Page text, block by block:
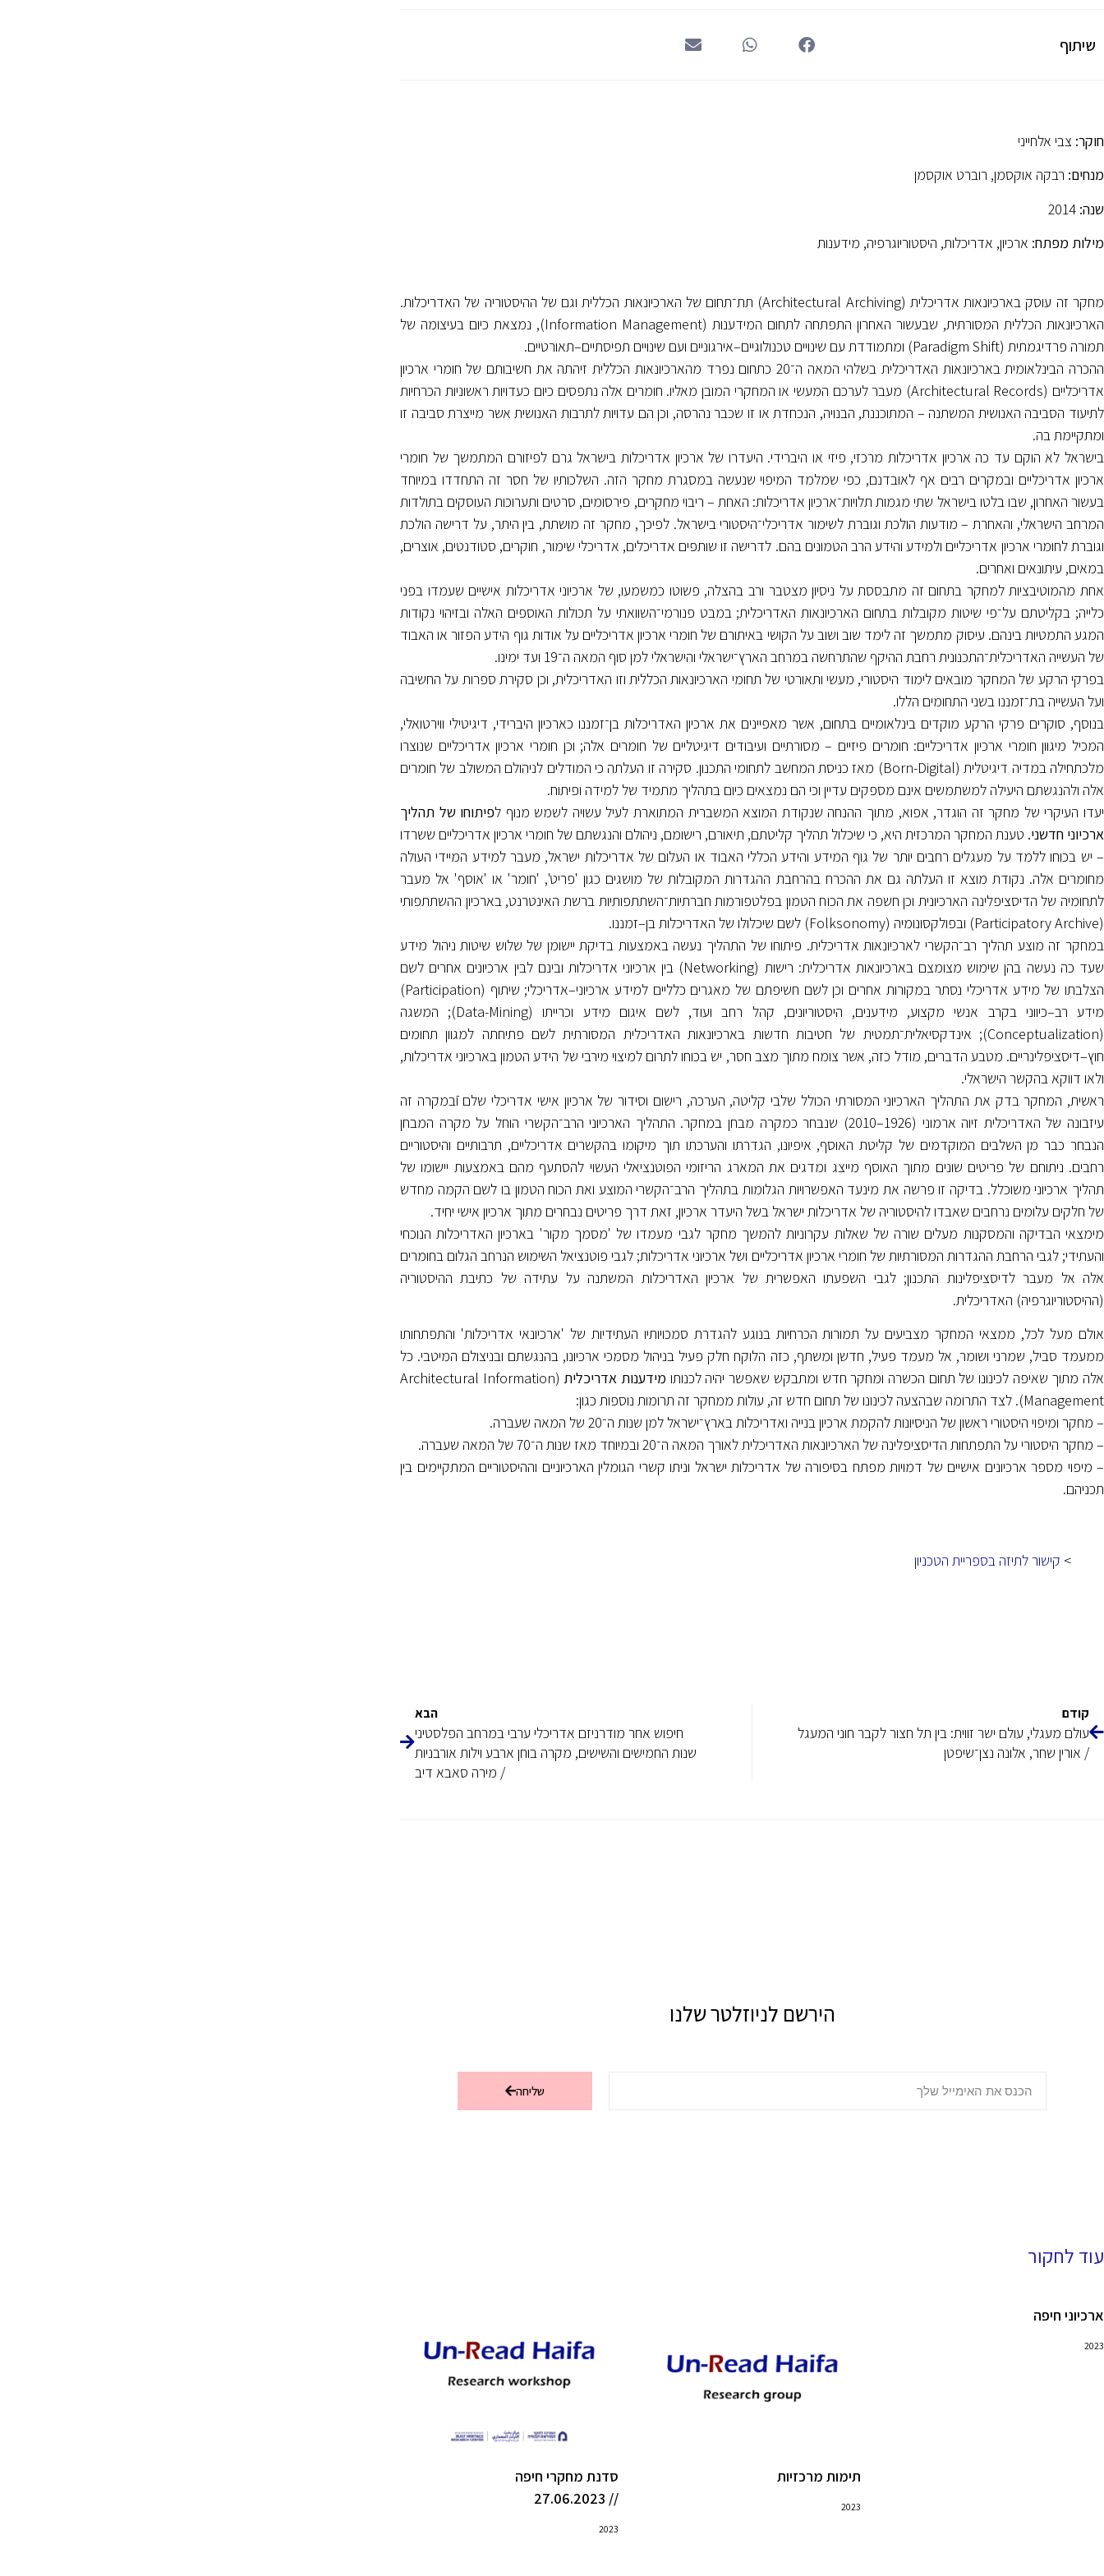
שיתוף
חוקר: צבי אלחייני
מנחים: רבקה אוקסמן, רוברט אוקסמן
שנה: 2014
מילות מפתח: ארכיון, אדריכלות, היסטוריוגרפיה, מידענות
מחקר זה עוסק בארכיונאות אדריכלית (Architectural Archiving) תת־תחום של הארכיונאות הכללית וגם של ההיסטוריה של האדריכלות.
הארכיונאות הכללית המסורתית, שבעשור האחרון התפתחה לתחום המידענות (Information Management), נמצאת כיום בעיצומה של
תמורה פרדיגמתית (Paradigm Shift) ומתמודדת עם שינויים טכנולוגיים–אירגוניים ועם שינויים תפיסתיים–תאורטיים.
ההכרה הבינלאומית בארכיונאות האדריכלית בשלהי המאה ה־20 כתחום נפרד מהארכיונאות הכללית זיהתה את חשיבותם של חומרי ארכיון
אדריכליים (Architectural Records) מעבר לערכם המעשי או המחקרי המובן מאליו. חומרים אלה נתפסים כיום כעדויות ראשוניות הכרחיות
לתיעוד הסביבה האנושית המשתנה – המתוכננת, הבנויה, הנכחדת או זו שכבר נהרסה, וכן הם עדויות לתרבות האנושית אשר מייצרת סביבה זו
ומתקיימת בה.
בישראל לא הוקם עד כה ארכיון אדריכלות מרכזי, פיזי או היברידי. היעדרו של ארכיון אדריכלות בישראל גרם לפיזורם המתמשך של חומרי
ארכיון אדריכליים ובמקרים רבים אף לאובדנם, כפי שמלמד המיפוי שנעשה במסגרת מחקר הזה. השלכותיו של חסר זה התחדדו במיוחד
בעשור האחרון, שבו בלטו בישראל שתי מגמות תלויות־ארכיון אדריכלות: האחת – ריבוי מחקרים, פירסומים, סרטים ותערוכות העוסקים בתולדות
המרחב הישראלי, והאחרת – מודעות הולכת וגוברת לשימור אדריכלי־היסטורי בישראל. לפיכך, מחקר זה מושתת, בין היתר, על דרישה הולכת
וגוברת לחומרי ארכיון אדריכליים ולמידע והידע הרב הטמונים בהם. לדרישה זו שותפים אדריכלים, אדריכלי שימור, חוקרים, סטודנטים, אוצרים,
במאים, עיתונאים ואחרים.
אחת מהמוטיבציות למחקר בתחום זה מתבססת על ניסיון מצטבר ורב בהצלה, פשוטו כמשמעו, של ארכיוני אדריכלות אישיים שעמדו בפני
כלייה; בקליטתם על־פי שיטות מקובלות בתחום הארכיונאות האדריכלית; במבט פנורמי־השוואתי על תכולות האוספים האלה ובזיהוי נקודות
המגע התמטיות בינהם. עיסוק מתמשך זה לימד שוב ושוב על הקושי באיתורם של חומרי ארכיון אדריכליים על אודות גוף הידע הפזור או האבוד
של העשייה האדריכלית־התכנונית רחבת ההיקף שהתרחשה במרחב הארץ־ישראלי והישראלי למן סוף המאה ה־19 ועד ימינו.
בפרקי הרקע של המחקר מובאים לימוד היסטורי, מעשי ותאורטי של תחומי הארכיונאות הכללית וזו האדריכלית, וכן סקירת ספרות על החשיבה
ועל העשייה בת־זמננו בשני התחומים הללו.
בנוסף, סוקרים פרקי הרקע מוקדים בינלאומיים בתחום, אשר מאפיינים את ארכיון האדריכלות בן־זמננו כארכיון היברידי, דיגיטילי ווירטואלי,
המכיל מיגוון חומרי ארכיון אדריכליים: חומרים פיזיים – מסורתיים ועיבודים דיגיטליים של חומרים אלה; וכן חומרי ארכיון אדריכליים שנוצרו
מלכתחילה במדיה דיגיטלית (Born-Digital) מאז כניסת המחשב לתחומי התכנון. סקירה זו העלתה כי המודלים לניהולם המשולב של חומרים
אלה ולהנגשתם היעילה למשתמשים אינם מספקים עדיין וכי הם נמצאים כיום בתהליך מתמיד של למידה ופיתוח.
יעדו העיקרי של מחקר זה הוגדר, אפוא, מתוך ההנחה שנקודת המוצא המשברית המתוארת לעיל עשויה לשמש מנוף לפיתוחו של תהליך
ארכיוני חדשני. טענת המחקר המרכזית היא, כי שיכלול תהליך קליטתם, תיאורם, רישומם, ניהולם והנגשתם של חומרי ארכיון אדריכליים ששרדו
– יש בכוחו ללמד על מעגלים רחבים יותר של גוף המידע והידע הכללי האבוד או העלום של אדריכלות ישראל, מעבר למידע המיידי העולה
מחומרים אלה. נקודת מוצא זו העלתה גם את ההכרח בהרחבת ההגדרות המקובלות של מושגים כגון 'פריט', 'חומר' או 'אוסף' אל מעבר
לתחומיה של הדיסציפלינה הארכיונית וכן חשפה את הכוח הטמון בפלטפורמות חברתיות־השתתפותיות ברשת האינטרנט, בארכיון ההשתתפותי
(Participatory Archive) ובפולקסונומיה (Folksonomy) לשם שיכלולו של האדריכלות בן–זמננו.
במחקר זה מוצע תהליך רב־הקשרי לארכיונאות אדריכלית. פיתוחו של התהליך נעשה באמצעות בדיקת יישומן של שלוש שיטות ניהול מידע
שעד כה נעשה בהן שימוש מצומצם בארכיונאות אדריכלית: רישות (Networking) בין ארכיוני אדריכלות ובינם לבין ארכיונים אחרים לשם
הצלבתו של מידע אדריכלי נסתר במקורות אחרים וכן לשם חשיפתם של מאגרים כלליים למידע ארכיוני–אדריכלי; שיתוף (Participation)
מידע רב–כיווני בקרב אנשי מקצוע, מידענים, היסטוריונים, קהל רחב ועוד, לשם איגום מידע וכרייתו (Data-Mining); המשגה
(Conceptualization); אינדקסיאלית־תמטית של חטיבות חדשות בארכיונאות האדריכלית המסורתית לשם פתיחתה למגוון תחומים
חוץ–דיסציפלינריים. מטבע הדברים, מודל כזה, אשר צומח מתוך מצב חסר, יש בכוחו לתרום למיצוי מירבי של הידע הטמון בארכיוני אדריכלות,
ולאו דווקא בהקשר הישראלי.
ראשית, המחקר בדק את התהליך הארכיוני המסורתי הכולל שלבי קליטה, הערכה, רישום וסידור של ארכיון אישי אדריכלי שלם וֿבמקרה זה
עיזבונה של האדריכלית זיוה ארמוני (1926–2010) שנבחר כמקרה מבחן במחקר. התהליך הארכיוני הרב־הקשרי הוחל על מקרה המבחן
הנבחר כבר מן השלבים המוקדמים של קליטת האוסף, איפיונו, הגדרתו והערכתו תוך מיקומו בהקשרים אדריכליים, תרבותיים והיסטוריים
רחבים. ניתוחם של פריטים שונים מתוך האוסף מייצג ומדגים את המארג הריזומי הפוטנציאלי העשוי להסתעף מהם באמצעות יישומו של
תהליך ארכיוני משוכלל. בדיקה זו פרשה את מינעד האפשרויות הגלומות בתהליך הרב־הקשרי המוצע ואת הכוח הטמון בו לשם הקמה מחדש
של חלקים עלומים נרחבים שאבדו להיסטוריה של אדריכלות ישראל בשל היעדר ארכיון, זאת דרך פריטים נבחרים מתוך ארכיון אישי יחיד.
מימצאי הבדיקה והמסקנות מעלים שורה של שאלות עקרוניות להמשך מחקר לגבי מעמדו של 'מסמך מקור' בארכיון האדריכלות הנוכחי
והעתידי; לגבי הרחבת ההגדרות המסורתיות של חומרי ארכיון אדריכליים ושל ארכיוני אדריכלות; לגבי פוטנציאל השימוש הנרחב הגלום בחומרים
אלה אל מעבר לדיסציפלינות התכנון; לגבי השפעתו האפשרית של ארכיון האדריכלות המשתנה על עתידה של כתיבת ההיסטוריה
(ההיסטוריוגרפיה) האדריכלית.
אולם מעל לכל, ממצאי המחקר מצביעים על תמורות הכרחיות בנוגע להגדרת סמכויותיו העתידיות של 'ארכיונאי אדריכלות' והתפתחותו
ממעמד סביל, שמרני ושומר, אל מעמד פעיל, חדשן ומשתף, כזה הלוקח חלק פעיל בניהול מסמכי ארכיונו, בהנגשתם ובניצולם המיטבי. כל
אלה מתוך שאיפה לכינונו של תחום הכשרה ומחקר חדש ומתבקש שאפשר יהיה לכנותו מידענות אדריכלית (Architectural Information
Management). לצד התרומה שבהצעה לכינונו של תחום חדש זה, עולות ממחקר זה תרומות נוספות כגון:
– מחקר ומיפוי היסטורי ראשון של הניסיונות להקמת ארכיון בנייה ואדריכלות בארץ־ישראל למן שנות ה־20 של המאה שעברה.
– מחקר היסטורי על התפתחות הדיסציפלינה של הארכיונאות האדריכלית לאורך המאה ה־20 ובמיוחד מאז שנות ה־70 של המאה שעברה.
– מיפוי מספר ארכיונים אישיים של דמויות מפתח בסיפורה של אדריכלות ישראל וניתו קשרי הגומלין הארכיוניים וההיסטוריים המתקיימים בין
תכניהם.
> קישור לתיזה בספריית הטכניון
קודם
עולם מעגלי, עולם ישר זווית: בין תל חצור לקבר חוני המעגל
/ אורין שחר, אלונה נצן־שיפטן
הבא
חיפוש אחר מודרניזם אדריכלי ערבי במרחב הפלסטיני
שנות החמישים והשישים, מקרה בוחן ארבע וילות אורבניות
/ מירה סאבא דיב
הירשם לניוזלטר שלנו
שליחה
עוד לחקור
ארכיוני חיפה
2023
תימות מרכזיות
2023
סדנת מחקרי חיפה
// 27.06.2023
2023